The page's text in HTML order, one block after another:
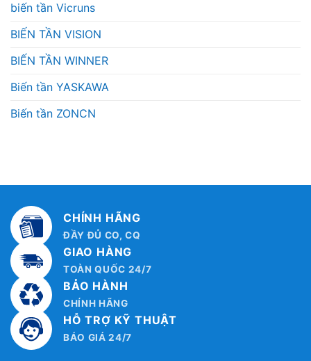
biến tần Vicruns
BIẾN TẦN VISION
BIẾN TẦN WINNER
Biến tần YASKAWA
Biến tần ZONCN
CHÍNH HÃNG
ĐẦY ĐỦ CO, CQ
GIAO HÀNG
TOÀN QUỐC 24/7
BẢO HÀNH
CHÍNH HÃNG
HỖ TRỢ KỸ THUẬT
BÁO GIÁ 24/7